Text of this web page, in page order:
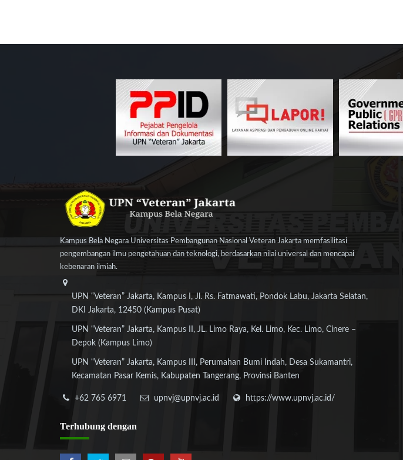
Kampus Bela Negara Universitas Pembangunan Nasional Veteran Jakarta memfasilitasi
pengembangan ilmu pengetahuan dan teknologi, berdasarkan nilai universal dan mencapai
kebenaran ilmiah.
UPN “Veteran” Jakarta, Kampus I, Jl. Rs. Fatmawati, Pondok Labu, Jakarta Selatan,
DKI Jakarta, 12450 (Kampus Pusat)
UPN “Veteran” Jakarta, Kampus II, JL. Limo Raya, Kel. Limo, Kec. Limo, Cinere –
Depok (Kampus Limo)
UPN “Veteran” Jakarta, Kampus III, Perumahan Bumi Indah, Desa Sukamantri,
Kecamatan Pasar Kemis, Kabupaten Tangerang, Provinsi Banten
+62 765 6971 upnvj@upnvj.ac.id https://www.upnvj.ac.id/
Terhubung dengan